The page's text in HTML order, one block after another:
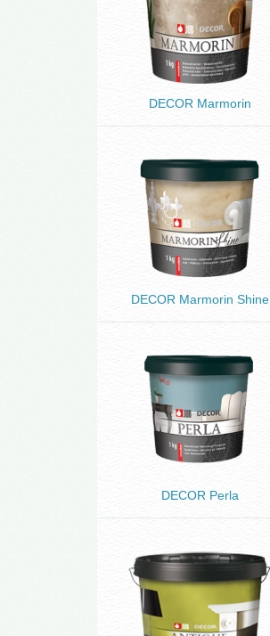
DECOR Marmorin
DECOR Marmorin Shine
DECOR Perla